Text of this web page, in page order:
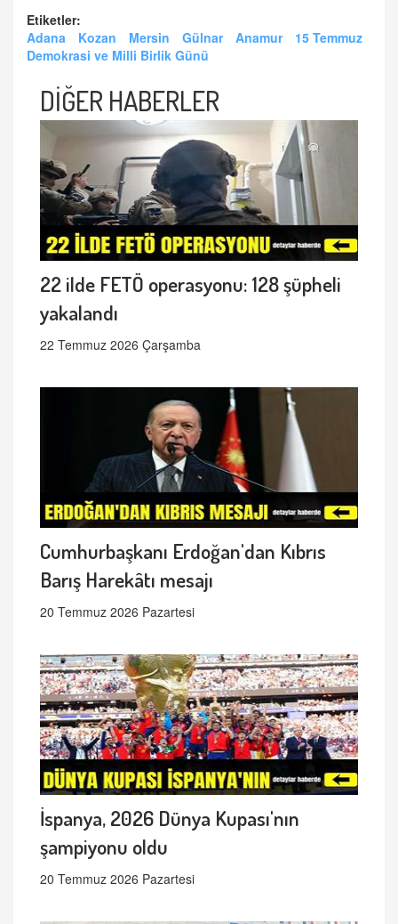
Etiketler:
Adana
Kozan Mersin Gülnar Anamur
15 Temmuz
Demokrasi ve Milli Birlik Günü
DİĞER HABERLER
22 ilde FETÖ operasyonu: 128 şüpheli
yakalandı
22 Temmuz 2026 Çarşamba
Cumhurbaşkanı Erdoğan'dan Kıbrıs
Barış Harekâtı mesajı
20 Temmuz 2026 Pazartesi
İspanya, 2026 Dünya Kupası'nın
şampiyonu oldu
20 Temmuz 2026 Pazartesi